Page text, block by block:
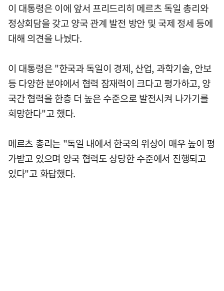
이 대통령은 이에 앞서 프리드리히 메르츠 독일 총리와
정상회담을 갖고 양국 관계 발전 방안 및 국제 정세 등에
대해 의견을 나눴다.
이 대통령은 "한국과 독일이 경제, 산업, 과학기술, 안보
등 다양한 분야에서 협력 잠재력이 크다고 평가하고, 양
국간 협력을 한층 더 높은 수준으로 발전시켜 나가기를
희망한다"고 했다.
메르츠 총리는 "독일 내에서 한국의 위상이 매우 높이 평
가받고 있으며 양국 협력도 상당한 수준에서 진행되고
있다"고 화답했다.